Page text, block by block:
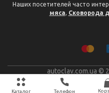
Каталог Телефон
Наших посетителей часто
мяса, Сковорода
autoclav.com.ua ©